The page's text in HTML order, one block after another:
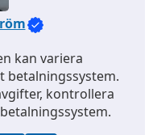
kan variera
betalningssystem.
kontrollera